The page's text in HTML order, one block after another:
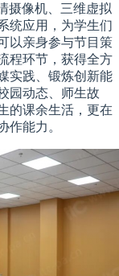
摄像机、三维虚拟
统应用，为学生们
以亲身参与节目策
程环节，获得全方
实践、锻炼创新能
园动态、师生故
的课余生活，更在
作能力。